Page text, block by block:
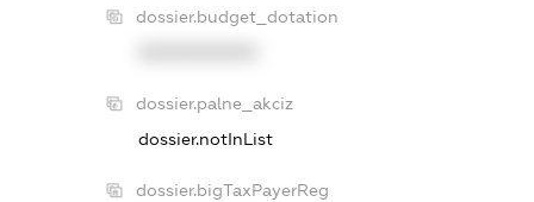
dossier.budget_dotation
dossier.palne_akciz
dossier.notInList
dossier.bigTaxPayerReg